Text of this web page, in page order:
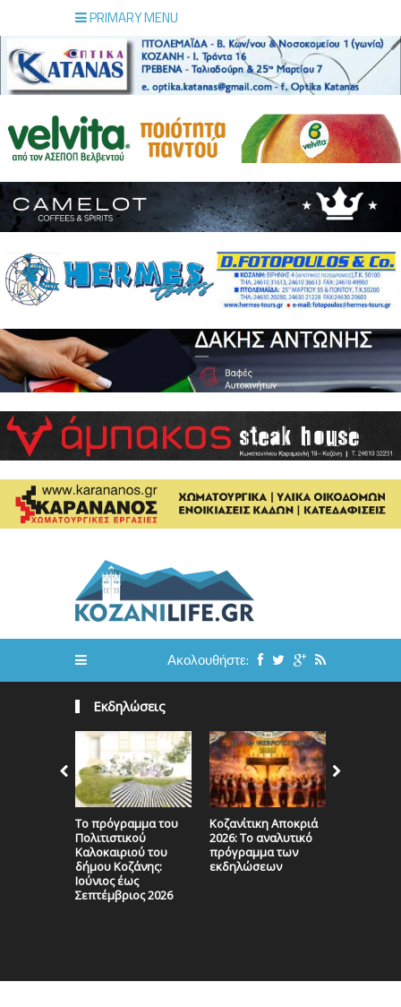
PRIMARY MENU
Ακολουθήστε:
Εκδηλώσεις
Το πρόγραμμα του
Πολιτιστικού
Καλοκαιριού του
δήμου Κοζάνης:
Ιούνιος έως
Σεπτέμβριος 2026
Κοζανίτικη Αποκριά
2026: Το αναλυτικό
πρόγραμμα των
εκδηλώσεων